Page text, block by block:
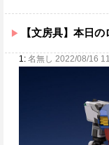
【文房具】本日
1: 名無し 2022/08/16